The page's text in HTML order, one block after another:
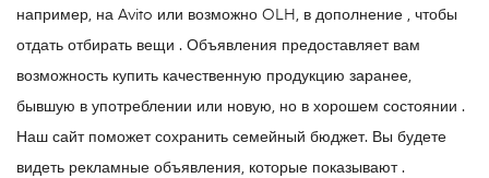
например, на Avito или возможно OLH, в дополнение , чтобы
отдать отбирать вещи . Объявления предоставляет вам
возможность купить качественную продукцию заранее,
бывшую в употреблении или новую, но в хорошем состоянии .
Наш сайт поможет сохранить семейный бюджет. Вы будете
видеть рекламные объявления, которые показывают .